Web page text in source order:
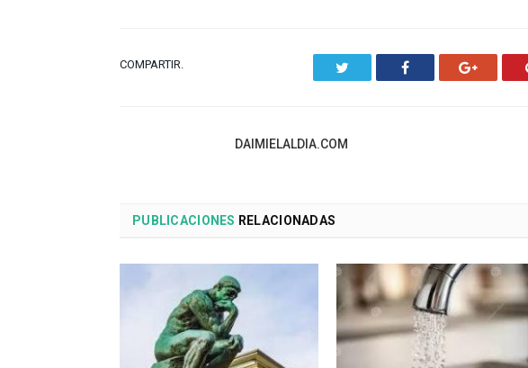
COMPARTIR. Facebook Google+
DAIMIELALDIA.COM
PUBLICACIONES RELACIONADAS